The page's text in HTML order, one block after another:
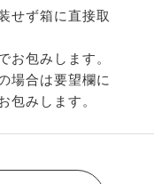
せず箱に直接取
包みします。
場合は要望欄に
包みします。